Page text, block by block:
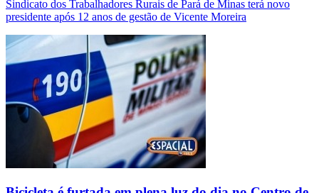
Sindicato dos Trabalhadores Rurais de Pará de Minas terá novo
presidente após 12 anos de gestão de Vicente Moreira